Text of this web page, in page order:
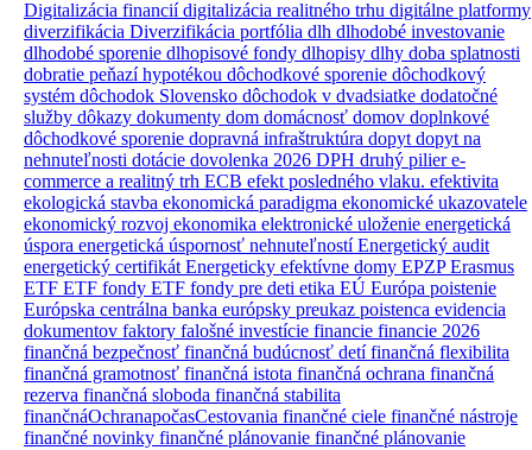
Digitalizácia financiídigitalizácia realitného trhu digitálne platformy
diverzifikácia Diverzifikácia portfólia dlh dlhodobé investovanie
dlhodobé sporenie dlhopisové fondy dlhopisy dlhy doba splatnosti
dobratie peňazí hypotékou dôchodkové sporenie dôchodkový
systém dôchodok Slovensko dôchodok v dvadsiatke dodatočné
služby dôkazy dokumenty dom domácnosť domov doplnkové
dôchodkové sporenie dopravná infraštruktúra dopyt dopyt na
nehnuteľnosti dotácie dovolenka 2026 DPH druhý piliere-
commerce a realitný trh ECB efekt posledného vlaku. efektivita
ekologická stavba ekonomická paradigma ekonomické ukazovatele
ekonomický rozvoj ekonomika elektronické uloženie energetická
úspora energetická úspornosť nehnuteľnostíEnergetický audit
energetický certifikát Energeticky efektívne domy EPZPErasmus
ETF ETF fondy ETF fondy pre deti etika EÚ Európa poistenie
Európska centrálna banka európsky preukaz poistenca evidencia
dokumentov faktory falošné investície financie financie 2026
finančná bezpečnosť finančná budúcnosť detífinančná flexibilita
finančná gramotnosť finančná istota finančná ochrana finančná
rezerva finančná sloboda finančná stabilita
finančnáOchranapočasCestovania finančné ciele finančné nástroje
finančné novinky finančné plánovanie finančné plánovanie